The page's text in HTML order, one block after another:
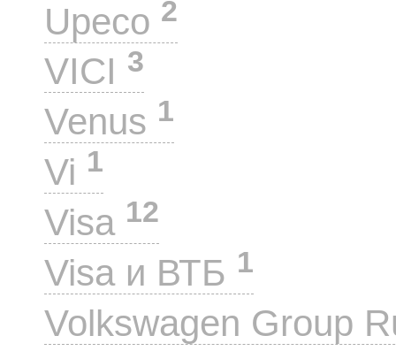
Upeco 2
VICI 3
Venus 1
Vi 1
Visa 12
Visa и ВТБ 1
Volkswagen Group